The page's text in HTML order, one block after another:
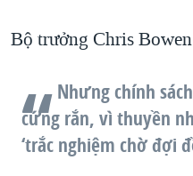
Bộ trưởng Chris
Nhưng chính
cứng rắn, vì thuyền
‘trắc nghiệm chờ đợi